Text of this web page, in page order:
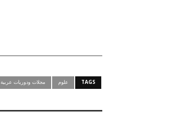
TAGS علوم مجلات ودوريات عربية